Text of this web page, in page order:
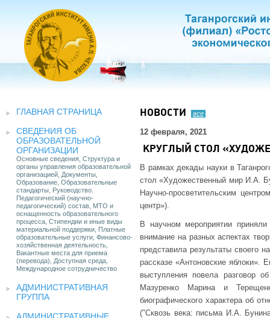
ГЛАВНАЯ СТРАНИЦА
СВЕДЕНИЯ ОБ
ОБРАЗОВАТЕЛЬНОЙ
ОРГАНИЗАЦИИ
Основные сведения, Структура и
органы управления образовательной
организацией, Документы,
Образование, Образовательные
стандарты, Руководство.
Педагогический (научно-
педагогический) состав, МТО и
оснащенность образовательного
процесса, Стипендии и иные виды
материальной поддержки, Платные
образовательные услуги, Финансово-
хозяйственная деятельность,
Вакантные места для приема
(перевода), Доступная среда,
Международное сотрудничество
АДМИНИСТРАТИВНАЯ
ГРУППА
НОВОСТИ все
12 февраля, 2021
КРУГЛЫЙ СТОЛ
В рамках декады науки в
стол «Художественный мир И.А.
Научно-просветительским
центр»).
В научном мероприятии
внимание на разных аспектах
представила результаты своего
рассказе «Антоновские яблоки».
выступления повела разговор
Мазуренко Марина и
биографического характера об
("Сквозь века: письма И.А.